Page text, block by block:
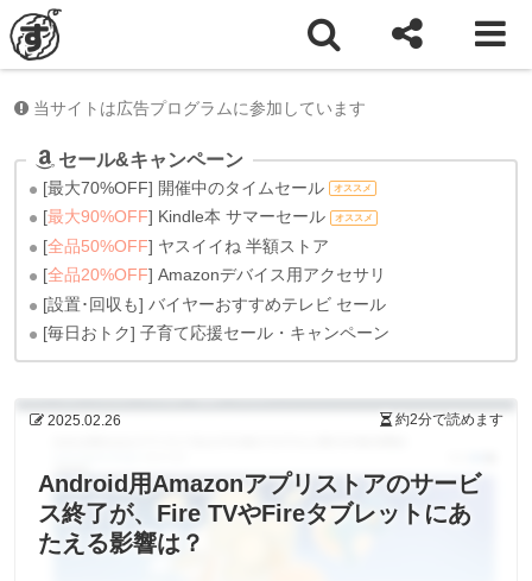
ホーム
当サイトは広告プログラムに参加しています
セール&キャンペーン
[最大70%OFF] 開催中のタイムセール オススメ
[最大90%OFF] Kindle本 サマーセール オススメ
[全品50%OFF] ヤスイイね 半額ストア
[全品20%OFF] Amazonデバイス用アクセサリ
[設置･回収も] バイヤーおすすめテレビ セール
[毎日おトク] 子育て応援セール・キャンペーン
Android用Amazonアプリストアのサービ
ス終了が、Fire TVやFireタブレットにあ
たえる影響は？
2025.02.26 約2分で読めます